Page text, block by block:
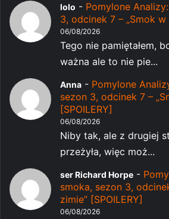
lolo - Pomylone
3, odcinek 7 – „Smok w
06/08/2026
Tego nie pamiętałem,
ważna ale to nie pie...
Anna - Pomylone
sezon 3, odcinek 7 –
[SPOILERY]
06/08/2026
Niby tak, ale z drugiej
przeżyła, więc moż...
ser Richard Horpe -
smoka, sezon 3,
zimie” [SPOILERY]
06/08/2026